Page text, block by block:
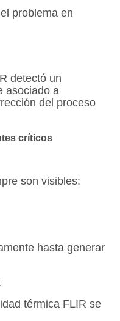
problema en
detectó un
asociado a
del proceso
críticos
son visibles:
hasta generar
térmica FLIR se